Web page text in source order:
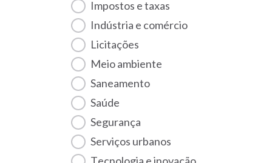
Impostos e taxas
Indústria e comércio
Licitações
Meio ambiente
Saneamento
Saúde
Segurança
Serviços urbanos